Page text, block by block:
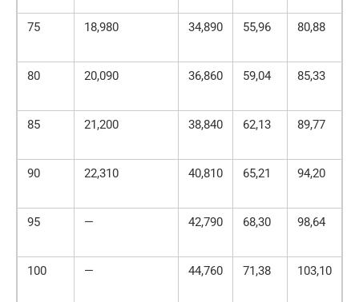
75 18,980 34,890 55,96 80,88
80 20,090 36,860 59,04 85,33
85 21,200 38,840 62,13 89,77
90 22,310 40,810 65,21 94,20
95 — 42,790 68,30 98,64
100 — 44,760 71,38 103,10